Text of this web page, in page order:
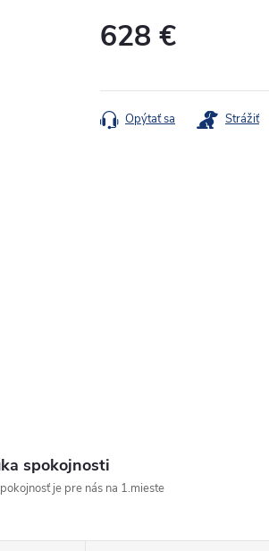
628 €
Opýtať sa Strážiť
spokojnosti
je pre nás na 1.mieste